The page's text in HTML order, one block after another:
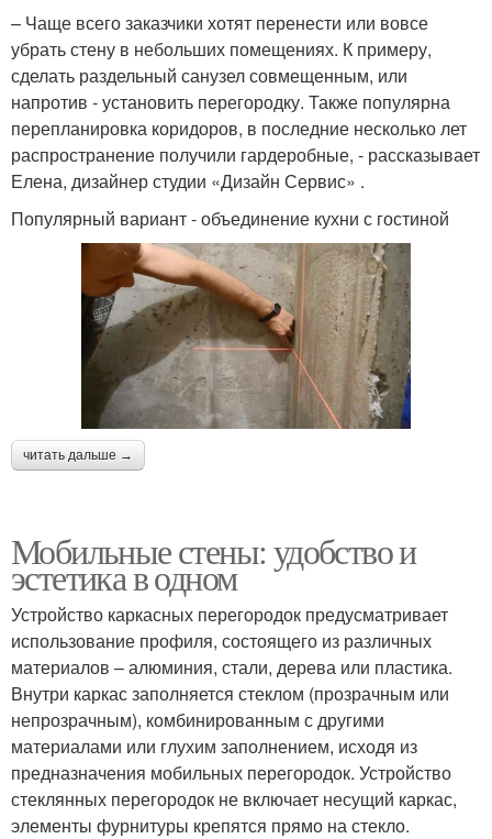
– Чаще всего заказчики хотят перенести или вовсе
убрать стену в небольших помещениях. К примеру,
сделать раздельный санузел совмещенным, или
напротив - установить перегородку. Также популярна
перепланировка коридоров, в последние несколько лет
распространение получили гардеробные, - рассказывает
Елена, дизайнер студии «Дизайн Сервис» .
Популярный вариант - объединение кухни с гостиной
читать дальше →
Мобильные стены: удобство и
эстетика в одном
Устройство каркасных перегородок предусматривает
использование профиля, состоящего из различных
материалов – алюминия, стали, дерева или пластика.
Внутри каркас заполняется стеклом (прозрачным или
непрозрачным), комбинированным с другими
материалами или глухим заполнением, исходя из
предназначения мобильных перегородок. Устройство
стеклянных перегородок не включает несущий каркас,
элементы фурнитуры крепятся прямо на стекло.